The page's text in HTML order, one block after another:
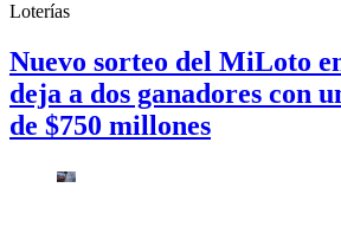
Loterías
Nuevo sorteo del MiLoto
deja a dos ganadores con
de $750 millones